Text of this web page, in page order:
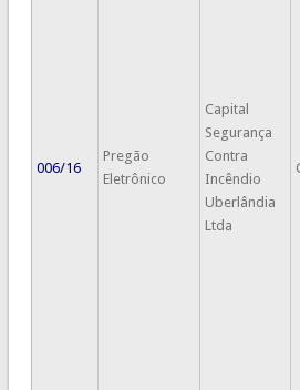
006/16
Pregão
Eletrônico
Capital
Segurança
Contra
Incêndio
Uberlândia
Ltda